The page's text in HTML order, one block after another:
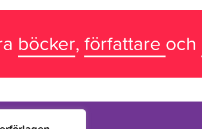
böcker,författare och